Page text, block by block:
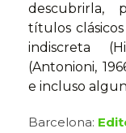
descubrirla,
títulos
indiscreta
(Antonioni,
e incluso
Barcelona: